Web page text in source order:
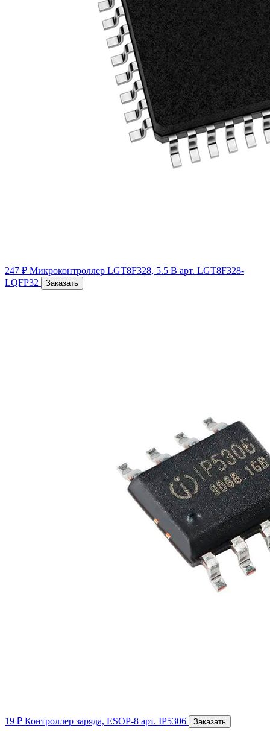
247 ₽ Микроконтроллер LGT8F328, 5.5 В арт. LGT8F328-
LQFP32
Заказать
19 ₽ Контроллер заряда, ESOP-8 арт. IP5306 Заказать